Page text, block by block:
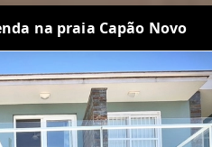
na praia Capão Novo